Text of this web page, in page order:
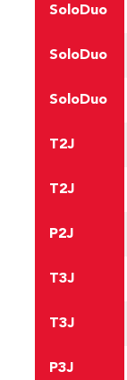
SoloDuo
SoloDuo
SoloDuo
T2J
T2J
P2J
T3J
T3J
P3J